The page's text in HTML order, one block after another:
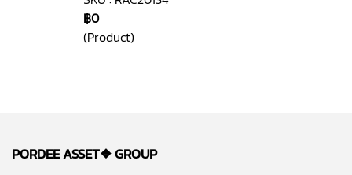
฿0
(Product)
PORDEE ASSET❖GROUP